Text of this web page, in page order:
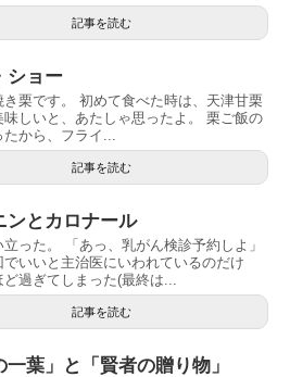
記事を読む
ショー
き栗です。 初めて食べた時は、天津甘栗
味しいと、あたしゃ思ったよ。 栗ご飯の
たから、フライ...
記事を読む
ンとカロナール
った。 「あっ、乳がん検診予約しよ」
でいいと主治医にいわれているのだけ
ど過ぎてしまった(最終は...
記事を読む
一葉」と「賢者の贈り物」